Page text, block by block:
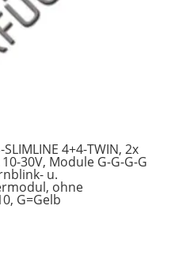
4+4-TWIN, 2x
30V, Module G-G-G-G
u.
ohne
G=Gelb